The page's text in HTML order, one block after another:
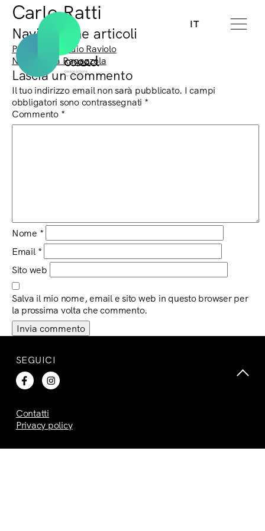
IT
Carlo Ratti
Navigazione articoli
Previous:
Claudio Raviolo
Next:
Laura Ragazzola
Lascia un commento
Il tuo indirizzo email non sarà pubblicato. I campi
obbligatori sono contrassegnati *
Commento *
Nome *
Email *
Sito web
Salva il mio nome, email e sito web in questo browser per
la prossima volta che commento.
SEGUICI
Contatti
Privacy policy